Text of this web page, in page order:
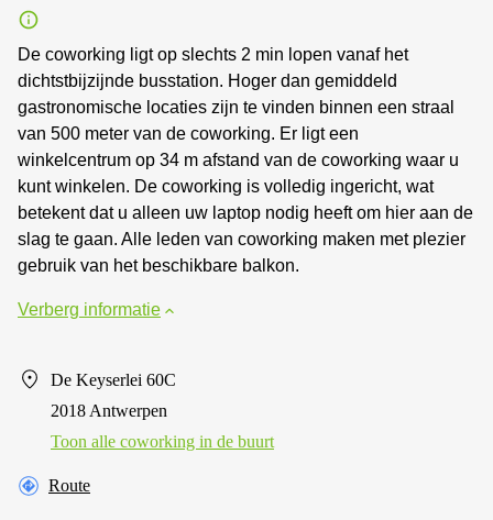
De coworking ligt op slechts 2 min lopen vanaf het
dichtstbijzijnde busstation. Hoger dan gemiddeld
gastronomische locaties zijn te vinden binnen een straal
van 500 meter van de coworking. Er ligt een
winkelcentrum op 34 m afstand van de coworking waar u
kunt winkelen. De coworking is volledig ingericht, wat
betekent dat u alleen uw laptop nodig heeft om hier aan de
slag te gaan. Alle leden van coworking maken met plezier
gebruik van het beschikbare balkon.
Verberg informatie
De Keyserlei 60C
2018 Antwerpen
Toon alle сoworking in de buurt
Route